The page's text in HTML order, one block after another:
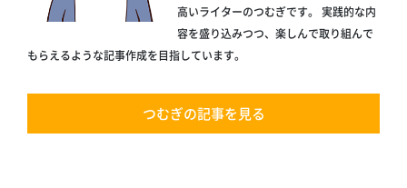
高いライターのつむぎです。 実践的な内
容を盛り込みつつ、楽しんで取り組んで
もらえるような記事作成を目指しています。
つむぎの記事を見る